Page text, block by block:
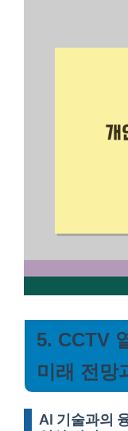
5. CCTV
미래 전망
AI 기술과의